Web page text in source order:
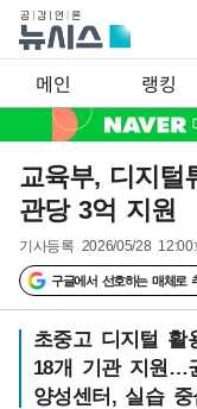
메인 랭킹
교육부, 디지털
관당 3억 지원
기사등록 2026/05/28
구글에서 선호하는 매체로
초중고 디지털 활
18개 기관 지원…
양성센터, 실습